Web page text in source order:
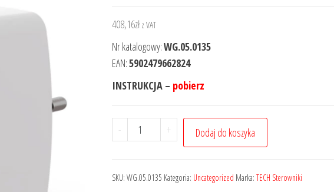
408,16zł z VAT
Nr katalogowy:WG.05.0135
EAN:5902479662824
INSTRUKCJA – pobierz
- + Dodaj do koszyka
SKU: WG.05.0135 Kategoria: Uncategorized Marka: TECH Sterowniki